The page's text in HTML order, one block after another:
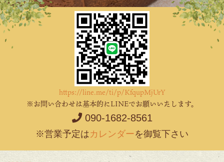
https://line.me/ti/p/KfqupMjUrY
※お問い合わせは基本的にLINEでお願いいたします。
090-1682-8561
※営業予定はカレンダーを御覧下さい